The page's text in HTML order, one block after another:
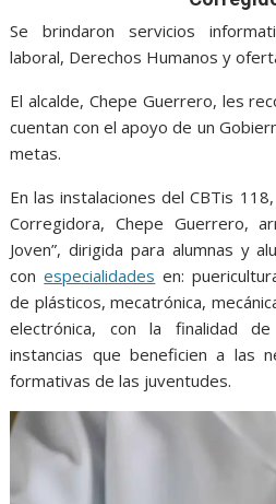
o
k
p
p
g
er
Se brindaron servicios
laboral, Derechos Humanos y
El alcalde, Chepe Guerrero, les
cuentan con el apoyo de un
metas.
En las instalaciones del CBTis
Corregidora, Chepe Guerrero,
Joven”, dirigida para alumnas y
conespecialidades en:
de plásticos, mecatrónica,
electrónica, con la finalidad
instancias que beneficien a las
formativas de las juventudes.